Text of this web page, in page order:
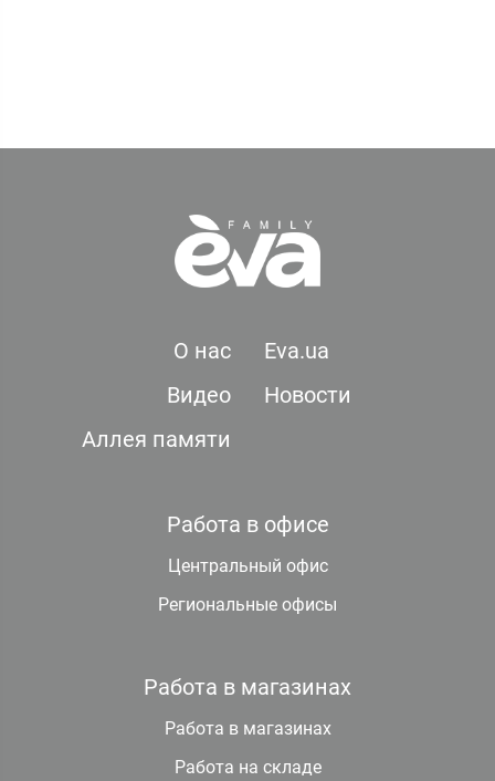
О нас
Eva.ua
Видео
Новости
Аллея памяти
Работа в офисе
Центральный офис
Региональные офисы
Работа в магазинах
Работа в магазинах
Работа на складе